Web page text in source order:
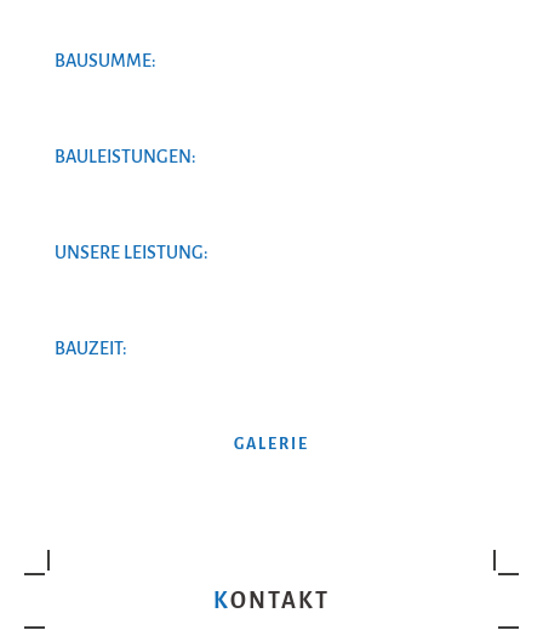
BAUSUMME:
BAULEISTUNGEN:
UNSERE LEISTUNG:
BAUZEIT:
GALERIE
KONTAKT